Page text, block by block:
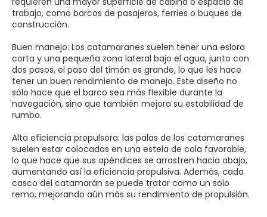
trabajo, como barcos de pasajeros, ferries o buques de
construcción.
Buen manejo: Los catamaranes suelen tener una eslora
corta y una pequeña zona lateral bajo el agua, junto con
dos pasos, el paso del timón es grande, lo que les hace
tener un buen rendimiento de manejo. Este diseño no
sólo hace que el barco sea más flexible durante la
navegación, sino que también mejora su estabilidad de
rumbo.
Alta eficiencia propulsora: las palas de los catamaranes
suelen estar colocadas en una estela de cola favorable,
lo que hace que sus apéndices se arrastren hacia abajo,
aumentando así la eficiencia propulsiva. Además, cada
casco del catamarán se puede tratar como un solo
remo, mejorando aún más su rendimiento de propulsión.